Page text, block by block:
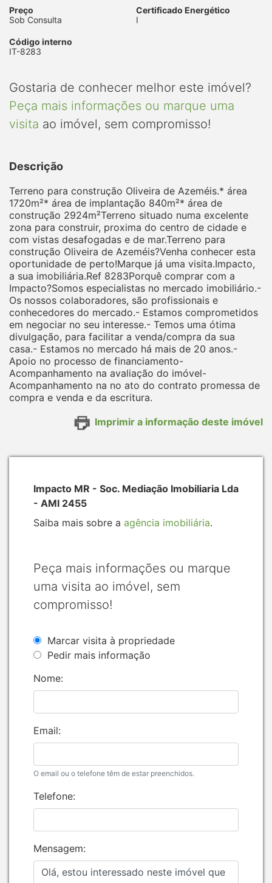
Preço
Sob Consulta
Certificado Energético
I
Código interno
IT-8283
Gostaria de conhecer melhor este imóvel?
Peça mais informações ou marque uma
visita ao imóvel, sem compromisso!
Descrição
Terreno para construção Oliveira de Azeméis.* área
1720m²* área de implantação 840m²* área de
construção 2924m²Terreno situado numa excelente
zona para construir, proxima do centro de cidade e
com vistas desafogadas e de mar.Terreno para
construção Oliveira de Azeméis?Venha conhecer esta
oportunidade de perto!Marque já uma visita.Impacto,
a sua imobiliária.Ref 8283Porquê comprar com a
Impacto?Somos especialistas no mercado imobiliário.-
Os nossos colaboradores, são profissionais e
conhecedores do mercado.- Estamos comprometidos
em negociar no seu interesse.- Temos uma ótima
divulgação, para facilitar a venda/compra da sua
casa.- Estamos no mercado há mais de 20 anos.-
Apoio no processo de financiamento-
Acompanhamento na avaliação do imóvel-
Acompanhamento na no ato do contrato promessa de
compra e venda e da escritura.
Imprimir a informação deste imóvel
Impacto MR - Soc. Mediação Imobiliaria Lda
- AMI 2455
Saiba mais sobre a agência imobiliária.
Peça mais informações ou marque
uma visita ao imóvel, sem
compromisso!
Marcar visita à propriedade
Pedir mais informação
Nome:
Email:
O email ou o telefone têm de estar preenchidos.
Telefone:
Mensagem: